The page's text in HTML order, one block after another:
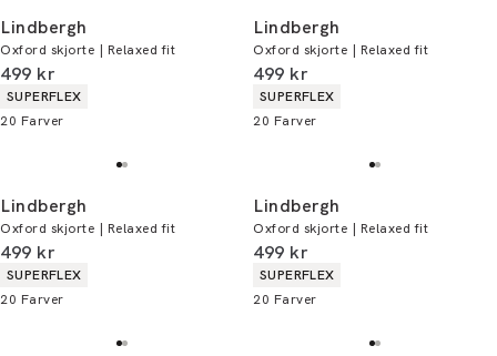
Lindbergh
Oxford skjorte | Relaxed fit
I alt (inkl. rabat)
499 kr
Produkt egenskaber
SUPERFLEX
20 Farver
Lindbergh
Oxford skjorte | Relaxed fit
I alt (inkl. rabat)
499 kr
Produkt egenskaber
SUPERFLEX
20 Farver
Lindbergh
Oxford skjorte | Relaxed fit
I alt (inkl. rabat)
499 kr
Produkt egenskaber
SUPERFLEX
20 Farver
Lindbergh
Oxford skjorte | Relaxed fit
I alt (inkl. rabat)
499 kr
Produkt egenskaber
SUPERFLEX
20 Farver